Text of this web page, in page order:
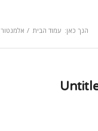
הנך כאן: עמוד הבית / אלמנטור #3668